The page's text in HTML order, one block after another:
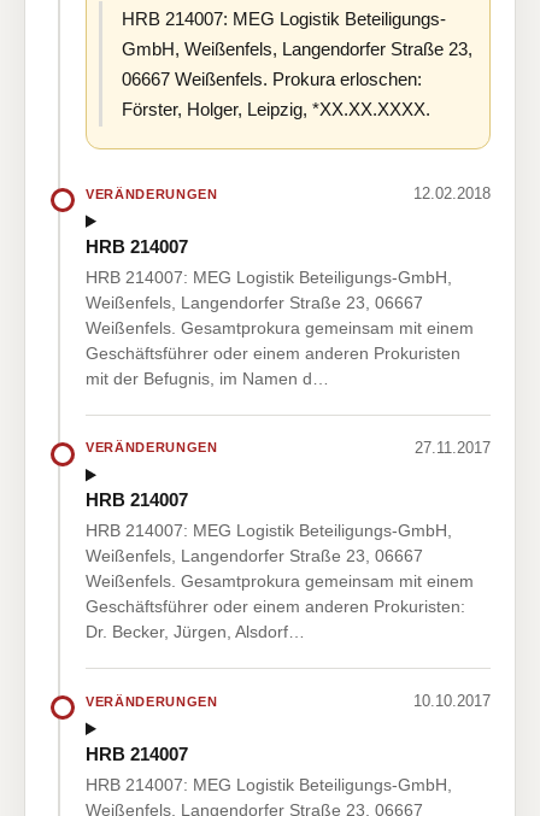
HRB 214007: MEG Logistik Beteiligungs-
GmbH, Weißenfels, Langendorfer Straße 23,
06667 Weißenfels. Prokura erloschen:
Förster, Holger, Leipzig, *XX.XX.XXXX.
VERÄNDERUNGEN 12.02.2018
HRB 214007
HRB 214007: MEG Logistik Beteiligungs-GmbH,
Weißenfels, Langendorfer Straße 23, 06667
Weißenfels. Gesamtprokura gemeinsam mit einem
Geschäftsführer oder einem anderen Prokuristen
mit der Befugnis, im Namen d…
VERÄNDERUNGEN 27.11.2017
HRB 214007
HRB 214007: MEG Logistik Beteiligungs-GmbH,
Weißenfels, Langendorfer Straße 23, 06667
Weißenfels. Gesamtprokura gemeinsam mit einem
Geschäftsführer oder einem anderen Prokuristen:
Dr. Becker, Jürgen, Alsdorf…
VERÄNDERUNGEN 10.10.2017
HRB 214007
HRB 214007: MEG Logistik Beteiligungs-GmbH,
Weißenfels, Langendorfer Straße 23, 06667